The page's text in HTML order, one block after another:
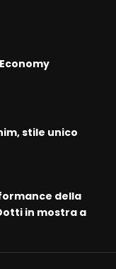
stile unico
della
in mostra a